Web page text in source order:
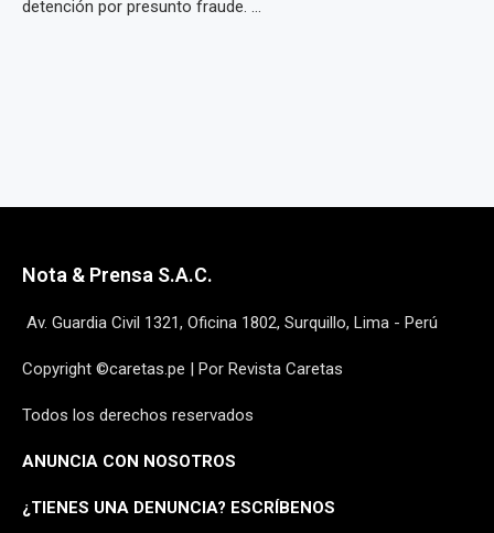
detención por presunto fraude. ...
Nota & Prensa S.A.C.
Av. Guardia Civil 1321, Oficina 1802, Surquillo, Lima - Perú
Copyright ©caretas.pe | Por Revista Caretas
Todos los derechos reservados
ANUNCIA CON NOSOTROS
¿TIENES UNA DENUNCIA? ESCRÍBENOS